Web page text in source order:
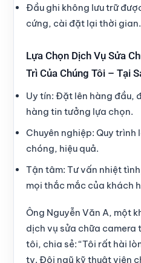
Đầu ghi không lưu trữ
cứng, cài đặt lại thời gian.
Lựa Chọn Dịch Vụ Sửa
Trì Của Chúng Tôi – Tại
Uy tín: Đặt lên hàng đầu,
hàng tin tưởng lựa chọn.
Chuyên nghiệp: Quy trình
chóng, hiệu quả.
Tận tâm: Tư vấn nhiệt
mọi thắc mắc của khách
Ông Nguyễn Văn A, một
dịch vụ sửa chữa camera
tôi, chia sẻ: “Tôi rất hài
ty. Đội ngũ kỹ thuật viên